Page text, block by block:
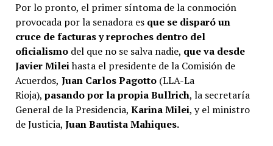
Por lo pronto, el primer síntoma de la conmoción
provocada por la senadora es que se disparó un
cruce de facturas y reproches dentro del
oficialismodel que no se salva nadie, que va desde
Javier Mileihasta el presidente de la Comisión de
Acuerdos, Juan Carlos Pagotto(LLA-La
Rioja), pasando por la propia Bullrich, la secretaría
General de la Presidencia, Karina Milei, y el ministro
de Justicia, Juan Bautista Mahiques.